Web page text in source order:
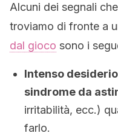
Alcuni dei segnali
troviamo di fronte a
dal gioco sono i
Intenso
sindrome da
irritabilità, ecc.)
farlo.